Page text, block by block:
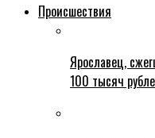
Происшествия
Ярославец,
100 тысяч